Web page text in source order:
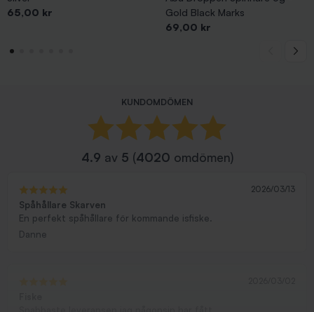
Pris
65,00 kr
Gold Black Marks
Pris
69,00 kr
KUNDOMDÖMEN
4.9 av 5 (4020 omdömen)
2026/03/13
Spåhållare Skarven
En perfekt spåhållare för kommande isfiske.
Danne